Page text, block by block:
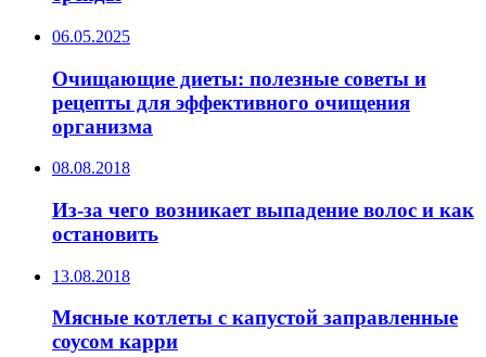
06.05.2025
Очищающие диеты: полезные советы и
рецепты для эффективного очищения
организма
08.08.2018
Из-за чего возникает выпадение волос и как
остановить
13.08.2018
Мясные котлеты с капустой заправленные
соусом карри